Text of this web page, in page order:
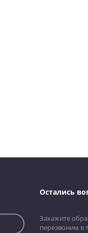
Остались
Закажите
перезвоним в